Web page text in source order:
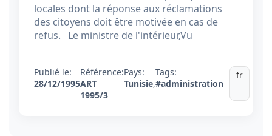
locales dont la réponse aux réclamations
des citoyens doit être motivée en cas de
refus. Le ministre de l'intérieur,Vu
Publié le:
28/12/1995
Référence:
ART
1995/3
Pays:
Tunisie,
Tags:
#administration
fr